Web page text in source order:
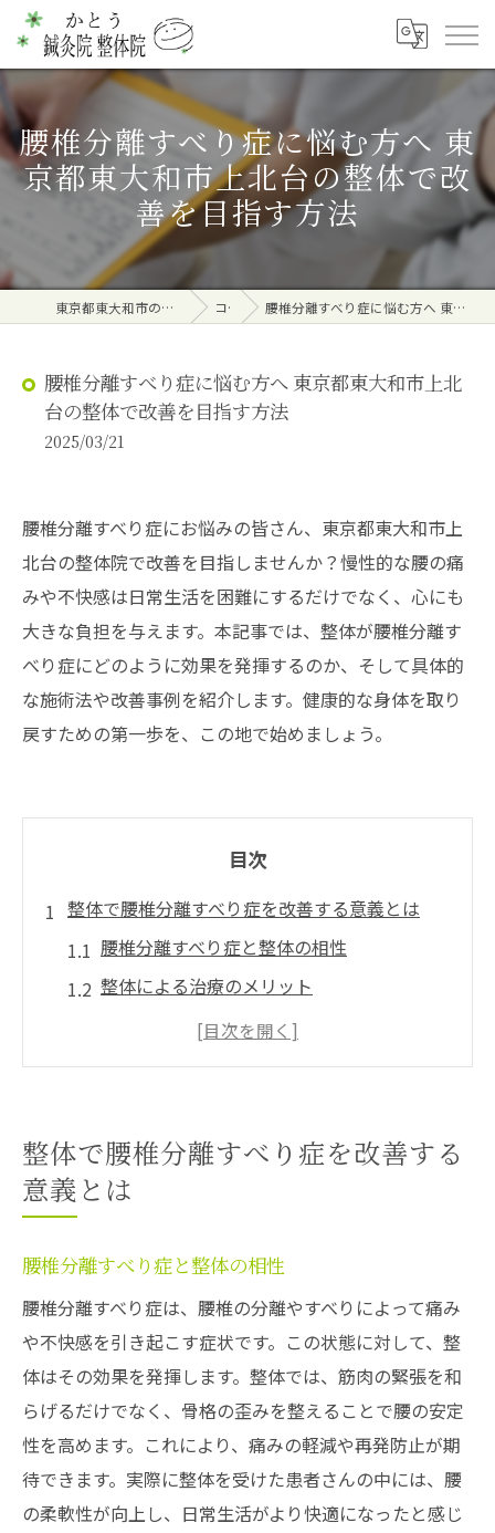
腰椎分離すべり症に悩む方へ 東
京都東大和市上北台の整体で改
善を目指す方法
東京都東大和市の整体ならかとう鍼灸院 整体院 コラム 腰椎分離すべり症に悩む方へ 東京都東大和市上北台の整体で改善を目指す方法
腰椎分離すべり症に悩む方へ 東京都東大和市上北
台の整体で改善を目指す方法
2025/03/21
腰椎分離すべり症にお悩みの皆さん、東京都東大和市上
北台の整体院で改善を目指しませんか？慢性的な腰の痛
みや不快感は日常生活を困難にするだけでなく、心にも
大きな負担を与えます。本記事では、整体が腰椎分離す
べり症にどのように効果を発揮するのか、そして具体的
な施術法や改善事例を紹介します。健康的な身体を取り
戻すための第一歩を、この地で始めましょう。
目次
整体で腰椎分離すべり症を改善する意義とは
腰椎分離すべり症と整体の相性
整体による治療のメリット
東大和市での整体利用者の声
整体がもたらす心身の変化
整体による生活の質向上
東京都東大和市上北台の整体院で始める健康へ
の第一歩
整体院選びのポイント
施術前のカウンセリングの重要性
初めての整体体験の流れ
整体院での安心の施術環境
健康管理のための定期的なケア
腰椎分離すべり症に効く具体的な整体施術法と
は
整体で腰椎分離すべり症を改善する
意義とは
腰椎分離すべり症と整体の相性
腰椎分離すべり症は、腰椎の分離やすべりによって痛み
や不快感を引き起こす症状です。この状態に対して、整
体はその効果を発揮します。整体では、筋肉の緊張を和
らげるだけでなく、骨格の歪みを整えることで腰の安定
性を高めます。これにより、痛みの軽減や再発防止が期
待できます。実際に整体を受けた患者さんの中には、腰
の柔軟性が向上し、日常生活がより快適になったと感じ